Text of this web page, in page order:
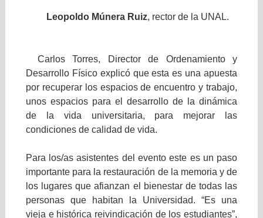
Leopoldo Múnera Ruiz, rector de la UNAL.
Carlos Torres, Director de Ordenamiento y
Desarrollo Físico explicó que esta es una apuesta
por recuperar los espacios de encuentro y trabajo,
unos espacios para el desarrollo de la dinámica
de la vida universitaria, para mejorar las
condiciones de calidad de vida.
Para los/as asistentes del evento este es un paso
importante para la restauración de la memoria y de
los lugares que afianzan el bienestar de todas las
personas que habitan la Universidad. “Es una
vieja e histórica reivindicación de los estudiantes”,